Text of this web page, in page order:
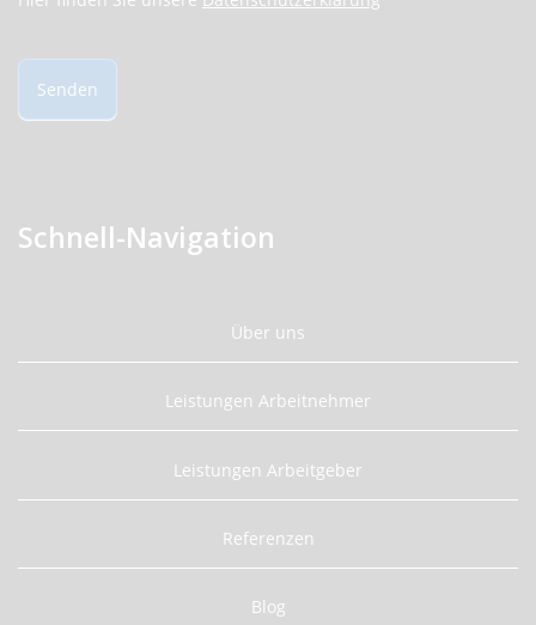
Senden
Schnell-Navigation
Über uns
Leistungen Arbeitnehmer
Leistungen Arbeitgeber
Referenzen
Blog